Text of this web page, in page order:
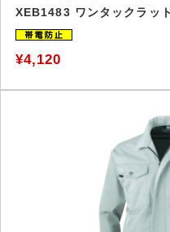
XEB1483 ワンタックラッ
¥4,120